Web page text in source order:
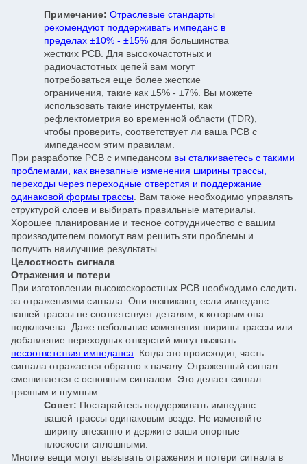
Примечание: Отраслевые стандарты
рекомендуют поддерживать импеданс в
пределах ±10% - ±15% для большинства
жестких PCB. Для высокочастотных и
радиочастотных цепей вам могут
потребоваться еще более жесткие
ограничения, такие как ±5% - ±7%. Вы можете
использовать такие инструменты, как
рефлектометрия во временной области (TDR),
чтобы проверить, соответствует ли ваша PCB с
импедансом этим правилам.
При разработке PCB с импедансом вы сталкиваетесь с такими
проблемами, как внезапные изменения ширины трассы,
переходы через переходные отверстия и поддержание
одинаковой формы трассы. Вам также необходимо управлять
структурой слоев и выбирать правильные материалы.
Хорошее планирование и тесное сотрудничество с вашим
производителем помогут вам решить эти проблемы и
получить наилучшие результаты.
Целостность сигнала
Отражения и потери
При изготовлении высокоскоростных PCB необходимо следить
за отражениями сигнала. Они возникают, если импеданс
вашей трассы не соответствует деталям, к которым она
подключена. Даже небольшие изменения ширины трассы или
добавление переходных отверстий могут вызвать
несоответствия импеданса. Когда это происходит, часть
сигнала отражается обратно к началу. Отраженный сигнал
смешивается с основным сигналом. Это делает сигнал
грязным и шумным.
Совет: Постарайтесь поддерживать импеданс
вашей трассы одинаковым везде. Не изменяйте
ширину внезапно и держите ваши опорные
плоскости сплошными.
Многие вещи могут вызывать отражения и потери сигнала в